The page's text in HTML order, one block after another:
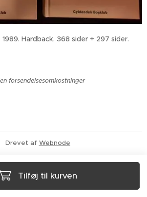
Hardback, 368 sider + 297 sider.
forsendelsesomkostninger
Tilføj til kurven
Drevet af Webnode